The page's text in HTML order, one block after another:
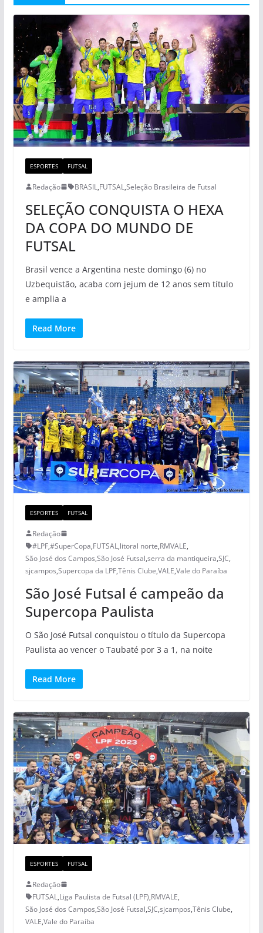
ESPORTES FUTSAL
Redação BRASIL,FUTSAL,Seleção Brasileira de Futsal
SELEÇÃO CONQUISTA O HEXA
DA COPA DO MUNDO DE
FUTSAL
Brasil vence a Argentina neste domingo (6) no
Uzbequistão, acaba com jejum de 12 anos sem título
e amplia a
Read More
ESPORTES FUTSAL
Redação
#LPF,#SuperCopa,FUTSAL,litoral norte,RMVALE,
São José dos Campos,São José Futsal,serra da mantiqueira,SJC,
sjcampos,Supercopa da LPF,Tênis Clube,VALE,Vale do Paraíba
São José Futsal é campeão da
Supercopa Paulista
O São José Futsal conquistou o título da Supercopa
Paulista ao vencer o Taubaté por 3 a 1, na noite
Read More
ESPORTES FUTSAL
Redação
FUTSAL,Liga Paulista de Futsal (LPF),RMVALE,
São José dos Campos,São José Futsal,SJC,sjcampos,Tênis Clube,
VALE,Vale do Paraíba